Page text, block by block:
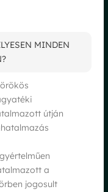
MINDEN
útján
a
jogosult